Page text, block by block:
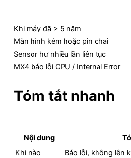
Khi máy đã > 5 năm
Màn hình kém hoặc pin chai
Sensor hư nhiều lần liên tục
MX4 báo lỗi CPU / Internal Error
Tóm tắt nhanh
Nội dung
Khi nào
Báo lỗi, không lên